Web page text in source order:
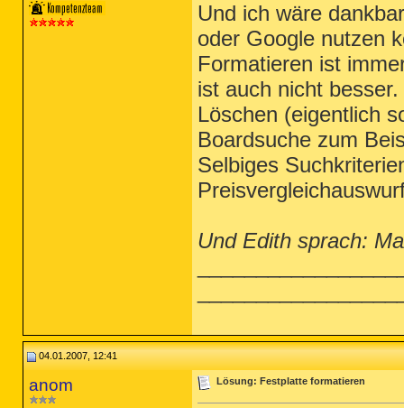
Und ich wäre
oder Google nutzen
Formatieren ist
ist auch nicht besser.
Löschen (eigentlich
Boardsuche zum
Selbiges
Und Edith sprach:
04.01.2007, 12:41
anom Lösung: Festplatte formatieren